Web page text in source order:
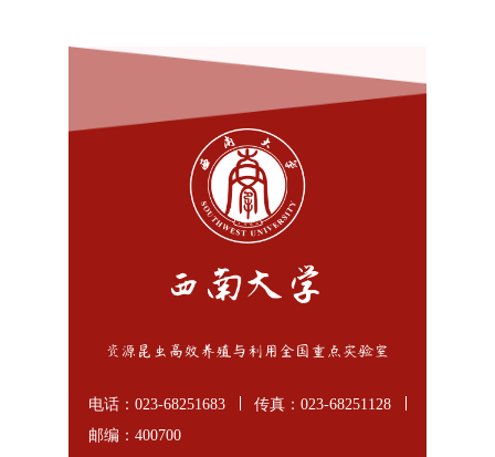
电话：023-68251683
传真：023-68251128
邮编：400700